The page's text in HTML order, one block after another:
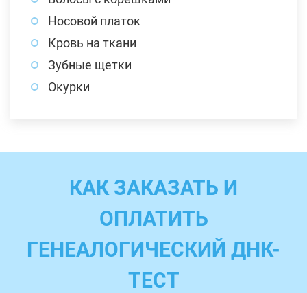
Носовой платок
Кровь на ткани
Зубные щетки
Окурки
КАК ЗАКАЗАТЬ И
ОПЛАТИТЬ
ГЕНЕАЛОГИЧЕСКИЙ ДНК-
ТЕСТ